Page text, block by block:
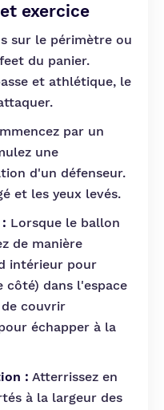
exercice
sur le périmètre ou
du panier.
et athlétique, le
par un
une
d'un défenseur.
et les yeux levés.
Lorsque le ballon
de manière
intérieur pour
dans l'espace
couvrir
échapper à la
: Atterrissez en
à la largeur des